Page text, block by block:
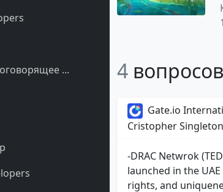
...
4
Gate.io
Cristopher Singleton
-DRAC Netwrok
launched in the
rights, and